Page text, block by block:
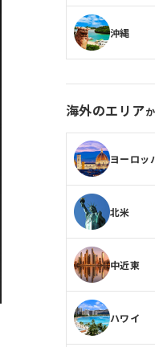
沖縄
海外のエリア
ヨーロッ
北米
中近東
ハワイ